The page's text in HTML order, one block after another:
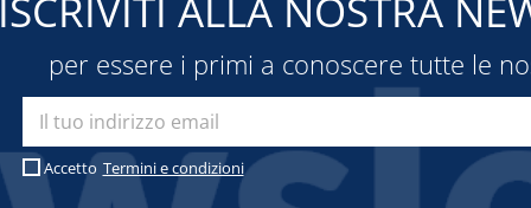
ISCRIVITI ALLA NOSTRA
per essere i primi a conoscere tutte le
Accetto Termini e condizioni